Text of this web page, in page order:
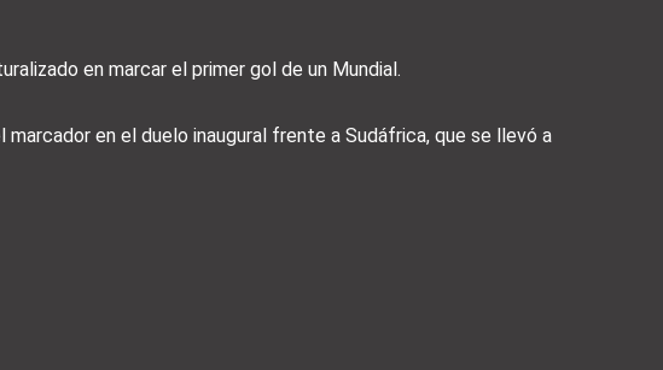
en marcar el primer gol de un Mundial.
en el duelo inaugural frente a Sudáfrica, que se llevó a